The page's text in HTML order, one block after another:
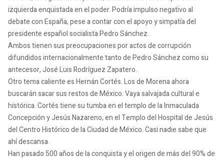
izquierda enquistada en el poder. Podría impulso negativo al
debate con España, pese a contar con el apoyo y simpatía del
presidente español socialista Pedro Sánchez.
Ambos tienen sus preocupaciones por actos de corrupción
difundidos internacionalmente tanto de Pedro Sánchez como su
antecesor, José Luis Rodríguez Zapatero.
Otro tema caliente es Hernán Cortés. Los de Morena ahora
buscarán sacar sus restos de México. Vaya salvajada cultural e
histórica. Cortés tiene su tumba en el templo de la Inmaculada
Concepción y Jesús Nazareno, en el Templo del Hospital de Jesús
del Centro Histórico de la Ciudad de México. Casi nadie sabe que
ahí descansa.
Han pasado 500 años de la conquista y el origen de más del 90% de